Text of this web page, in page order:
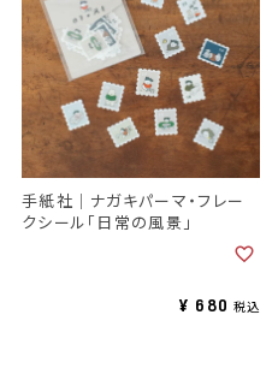
手紙社｜ナガキパーマ・フレー
クシール「日常の風景」
¥ 680 税込